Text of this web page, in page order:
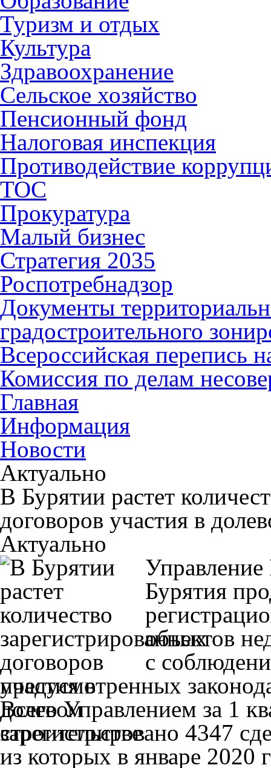
Туризм и отдых
Культура
Здравоохранение
Сельское хозяйство
Пенсионный фонд
Налоговая инспекция
Противодействие
ТОС
Прокуратура
Малый бизнес
Стратегия 2035
Роспотребнадзор
Документы
градостроительного
Всероссийская перепись
Комиссия по делам
Главная
Информация
Новости
Актуально
В Бурятии растет
договоров участия в
Актуально
Управление
Бурятия
объектов
с
предусмотренных
Всего Управлением за 1
зарегистрировано 4347
из которых в январе 2020